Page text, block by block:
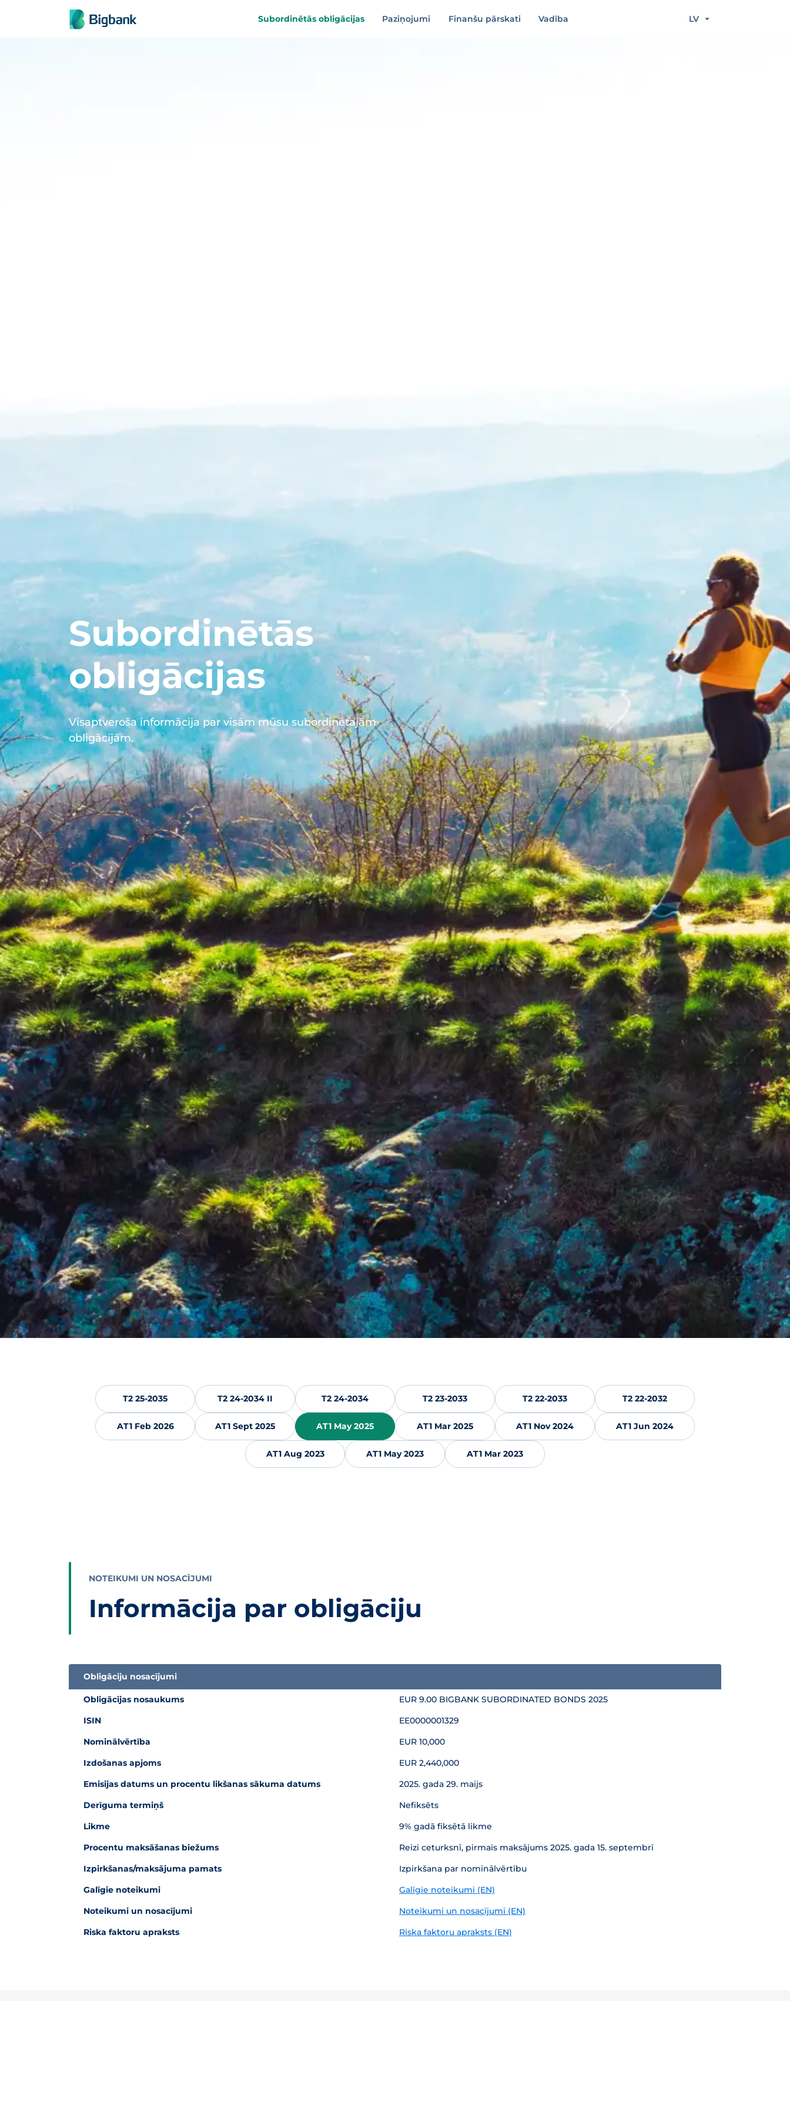
Pāriet uz saturu
Subordinētās obligācijas Paziņojumi Finanšu pārskati Vadība LV
Subordinētās
obligācijas
Visaptveroša informācija par visām mūsu subordinētajām
obligācijām.
T2 25-2035 T2 24-2034 II T2 24-2034 T2 23-2033 T2 22-2033 T2 22-2032
AT1 Feb 2026 AT1 Sept 2025 AT1 May 2025 AT1 Mar 2025 AT1 Nov 2024 AT1 Jun 2024
AT1 Aug 2023 AT1 May 2023 AT1 Mar 2023
NOTEIKUMI UN NOSACĪJUMI
Informācija par obligāciju
Informācijas tabula par subordinētās obligācijas piedāvājumu
Obligāciju nosacījumi
Obligācijas nosaukums
EUR 9.00 BIGBANK SUBORDINATED BONDS 2025
ISIN
EE0000001329
Nominālvērtība
EUR 10,000
Izdošanas apjoms
EUR 2,440,000
Emisijas datums un procentu likšanas sākuma datums
2025. gada 29. maijs
Derīguma termiņš
Nefiksēts
Likme
9% gadā fiksētā likme
Procentu maksāšanas biežums
Reizi ceturksnī, pirmais maksājums 2025. gada 15. septembrī
Izpirkšanas/maksājuma pamats
Izpirkšana par nominālvērtību
Galīgie noteikumi
Galīgie noteikumi (EN)
Noteikumi un nosacījumi
Noteikumi un nosacījumi (EN)
Riska faktoru apraksts
Riska faktoru apraksts (EN)